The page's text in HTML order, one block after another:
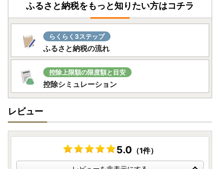
ふるさと納税をもっと知りたい方はコチラ
らくらく3ステップ
ふるさと納税の流れ
控除上限額の限度額と目安
控除シミュレーション
レビュー
5.0 （1件）